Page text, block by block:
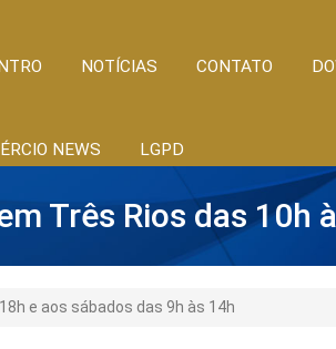
NOTÍCIAS CONTATO
NEWS LGPD
Três Rios das 10h
e aos sábados das 9h às 14h